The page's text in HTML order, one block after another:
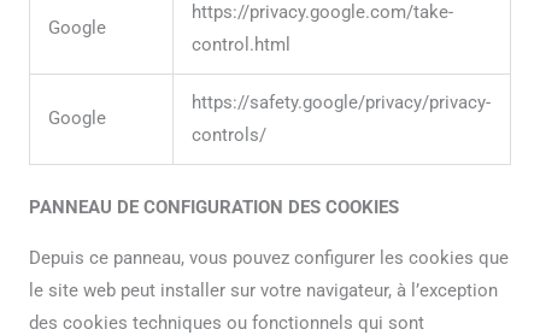
Google
https://privacy.google.com/take-
control.html
Google
https://safety.google/privacy/privacy-
controls/
PANNEAU DE CONFIGURATION DES COOKIES
Depuis ce panneau, vous pouvez configurer les cookies que
le site web peut installer sur votre navigateur, à l’exception
des cookies techniques ou fonctionnels qui sont